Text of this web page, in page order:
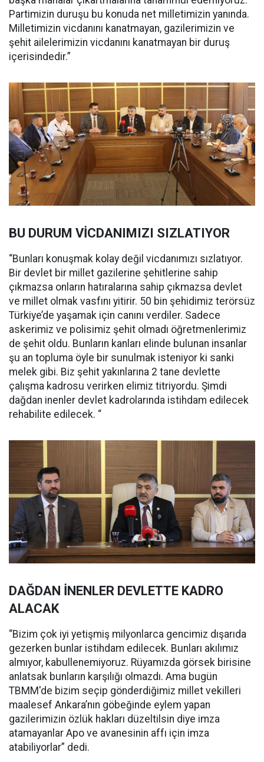
Partimizin duruşu bu konuda net milletimizin yanında.
Milletimizin vicdanını kanatmayan, gazilerimizin ve
şehit ailelerimizin vicdanını kanatmayan bir duruş
içerisindedir.”
BU DURUM VİCDANIMIZI SIZLATIYOR
“Bunları konuşmak kolay değil vicdanımızı sızlatıyor.
Bir devlet bir millet gazilerine şehitlerine sahip
çıkmazsa onların hatıralarına sahip çıkmazsa devlet
ve millet olmak vasfını yitirir. 50 bin şehidimiz terörsüz
Türkiye’de yaşamak için canını verdiler. Sadece
askerimiz ve polisimiz şehit olmadı öğretmenlerimiz
de şehit oldu. Bunların kanları elinde bulunan insanlar
şu an topluma öyle bir sunulmak isteniyor ki sanki
melek gibi. Biz şehit yakınlarına 2 tane devlette
çalışma kadrosu verirken elimiz titriyordu. Şimdi
dağdan inenler devlet kadrolarında istihdam edilecek
rehabilite edilecek. “
DAĞDAN İNENLER DEVLETTE KADRO
ALACAK
“Bizim çok iyi yetişmiş milyonlarca gencimiz dışarıda
gezerken bunlar istihdam edilecek. Bunları akılımız
almıyor, kabullenemiyoruz. Rüyamızda görsek birisine
anlatsak bunların karşılığı olmazdı. Ama bugün
TBMM'de bizim seçip gönderdiğimiz millet vekilleri
maalesef Ankara’nın göbeğinde eylem yapan
gazilerimizin özlük hakları düzeltilsin diye imza
atamayanlar Apo ve avanesinin affı için imza
atabiliyorlar” dedi.